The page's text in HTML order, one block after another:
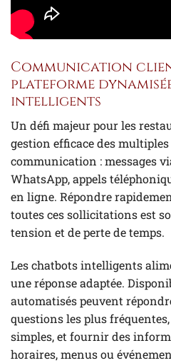
Communication
plateforme
intelligents
Un défi majeur pour les
gestion efficace des
communication : messages
WhatsApp, appels
en ligne. Répondre
toutes ces sollicitations est
tension et de perte de temps.
Les chatbots intelligents
une réponse adaptée.
automatisés peuvent
questions les plus
simples, et fournir des
horaires, menus ou